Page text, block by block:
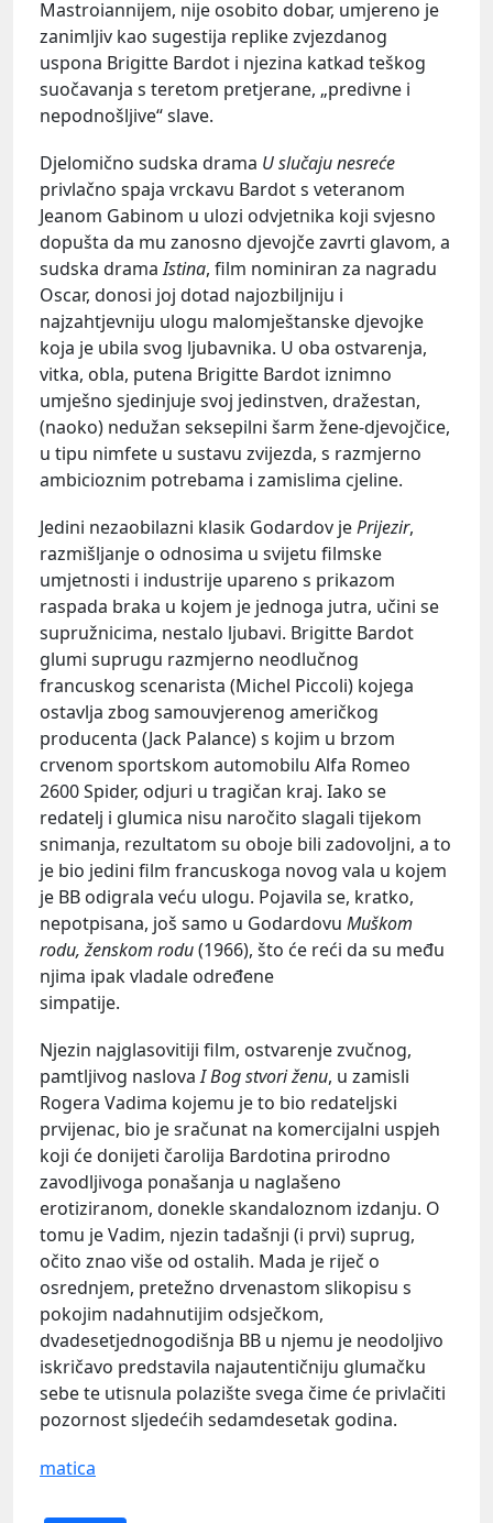
Mastroiannijem, nije osobito dobar, umjereno je
zanimljiv kao sugestija replike zvjezdanog
uspona Brigitte Bardot i njezina katkad teškog
suočavanja s teretom pretjerane, „predivne i
nepodnošljive“ slave.
Djelomično sudska drama U slučaju nesreće
privlačno spaja vrckavu Bardot s veteranom
Jeanom Gabinom u ulozi odvjetnika koji svjesno
dopušta da mu zanosno djevojče zavrti glavom, a
sudska dramaIstina, film nominiran za nagradu
Oscar, donosi joj dotad najozbiljniju i
najzahtjevniju ulogu malomještanske djevojke
koja je ubila svog ljubavnika. U oba ostvarenja,
vitka, obla, putena Brigitte Bardot iznimno
umješno sjedinjuje svoj jedinstven, dražestan,
(naoko) nedužan seksepilni šarm žene-djevojčice,
u tipu nimfete u sustavu zvijezda, s razmjerno
ambicioznim potrebama i zamislima cjeline.
Jedini nezaobilazni klasik Godardov jePrijezir,
razmišljanje o odnosima u svijetu filmske
umjetnosti i industrije upareno s prikazom
raspada braka u kojem je jednoga jutra, učini se
supružnicima, nestalo ljubavi. Brigitte Bardot
glumi suprugu razmjerno neodlučnog
francuskog scenarista (Michel Piccoli) kojega
ostavlja zbog samouvjerenog američkog
producenta (Jack Palance) s kojim u brzom
crvenom sportskom automobilu Alfa Romeo
2600 Spider, odjuri u tragičan kraj. Iako se
redatelj i glumica nisu naročito slagali tijekom
snimanja, rezultatom su oboje bili zadovoljni, a to
je bio jedini film francuskoga novog vala u kojem
je BB odigrala veću ulogu. Pojavila se, kratko,
nepotpisana, još samo u Godardovu Muškom
rodu, ženskom rodu(1966), što će reći da su među
njima ipak vladale određene
simpatije.
Njezin najglasovitiji film, ostvarenje zvučnog,
pamtljivog naslovaI Bog stvori ženu, u zamisli
Rogera Vadima kojemu je to bio redateljski
prvijenac, bio je sračunat na komercijalni uspjeh
koji će donijeti čarolija Bardotina prirodno
zavodljivoga ponašanja u naglašeno
erotiziranom, donekle skandaloznom izdanju. O
tomu je Vadim, njezin tadašnji (i prvi) suprug,
očito znao više od ostalih. Mada je riječ o
osrednjem, pretežno drvenastom slikopisu s
pokojim nadahnutijim odsječkom,
dvadesetjednogodišnja BB u njemu je neodoljivo
iskričavo predstavila najautentičniju glumačku
sebe te utisnula polazište svega čime će privlačiti
pozornost sljedećih sedamdesetak godina.
matica